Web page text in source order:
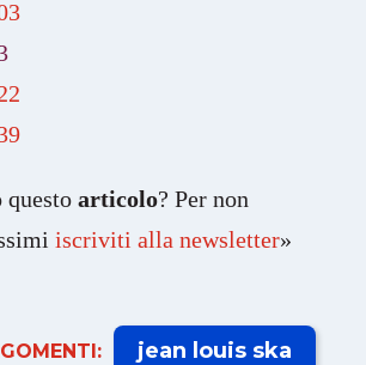
questo articolo? Per non
iscriviti alla newsletter»
jean louis ska